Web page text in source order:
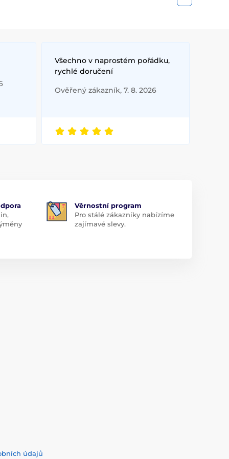
Všechno v naprostém pořádku,
rychlé doručení
Ověřený zákazník, 7. 8. 2026
Věrnostní program
Pro stálé zákazníky nabízíme
zajímavé slevy.
údajů